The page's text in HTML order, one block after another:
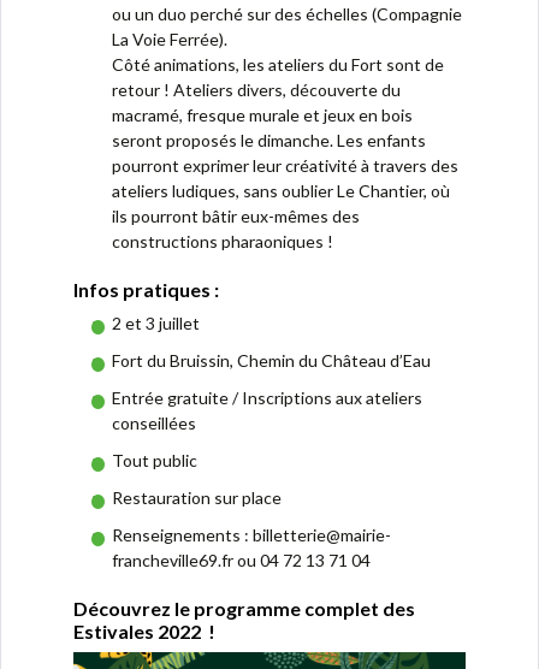
ou un duo perché sur des échelles (Compagnie
La Voie Ferrée).
Côté animations, les ateliers du Fort sont de
retour ! Ateliers divers, découverte du
macramé, fresque murale et jeux en bois
seront proposés le dimanche. Les enfants
pourront exprimer leur créativité à travers des
ateliers ludiques, sans oublier Le Chantier, où
ils pourront bâtir eux-mêmes des
constructions pharaoniques !
Infos pratiques :
2 et 3 juillet
Fort du Bruissin, Chemin du Château d’Eau
Entrée gratuite / Inscriptions aux ateliers
conseillées
Tout public
Restauration sur place
Renseignements : billetterie@mairie-
francheville69.fr ou 04 72 13 71 04
Découvrez le programme complet des
Estivales 2022 !